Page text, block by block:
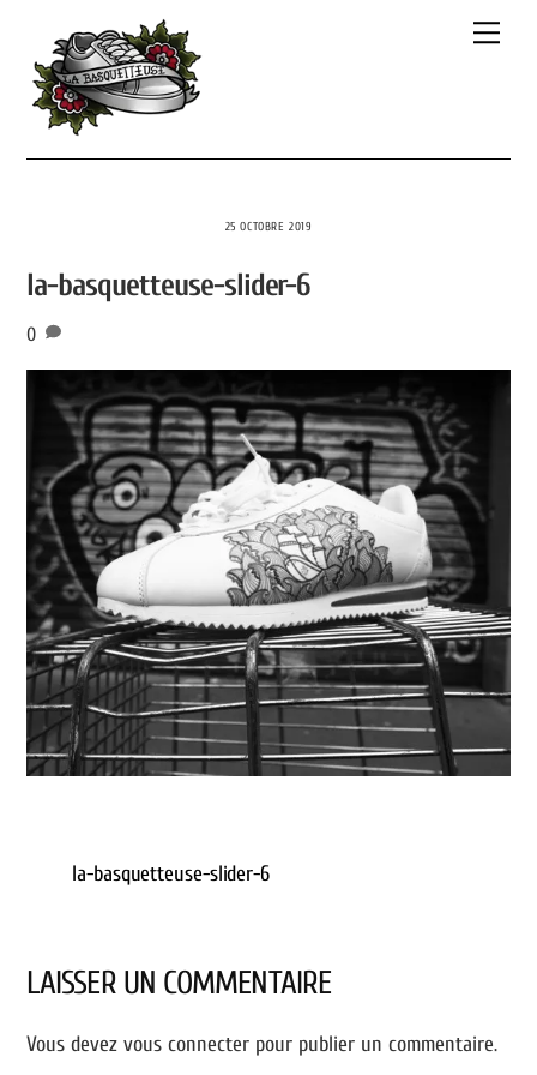
content
25 OCTOBRE 2019
la-basquetteuse-slider-6
0
la-basquetteuse-slider-6
LAISSER UN COMMENTAIRE
Vous devezvous connecter pour publier un commentaire.